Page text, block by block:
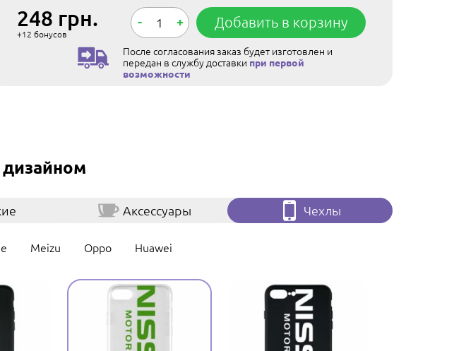
248 грн.
+12 бонусов
- + Добавить в корзину
После согласования заказ будет изготовлен и
передан в службу доставки при первой
возможности
Аксессуары Чехлы
Meizu Oppo Huawei